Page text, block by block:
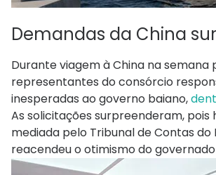
Demandas da China
Durante viagem à China na semana
representantes do consórcio
inesperadas ao governo baiano,
As solicitações surpreenderam,
mediada pelo Tribunal de Contas
reacendeu o otimismo do